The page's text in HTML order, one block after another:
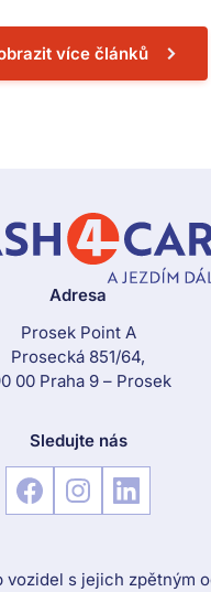
více článků
Adresa
Prosek Point A
Prosecká 851/64,
00 Praha 9 – Prosek
Sledujte nás
vozidel s jejich zpětným